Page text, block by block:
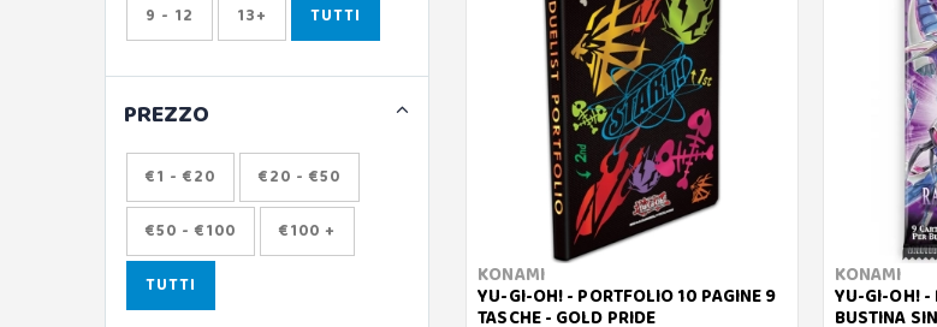
KONAMI
YU-GI-OH! - PORTFOLIO 10 PAGINE 9
TASCHE - GOLD PRIDE
KONAMI
YU-GI-OH! -
BUSTINA
9 - 12 13+ TUTTI
PREZZO
€1 - €20 €20 - €50
€50 - €100 €100 +
TUTTI